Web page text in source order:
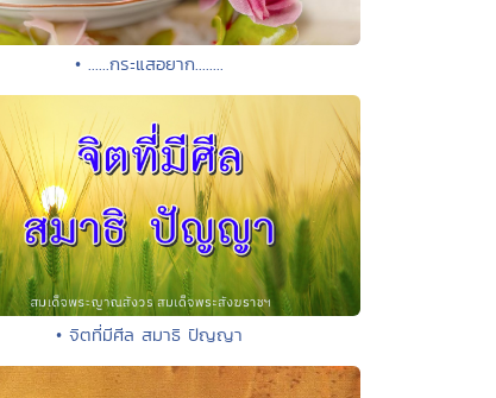
• ......กระแสอยาก........
• จิตที่มีศีล สมาธิ ปัญญา